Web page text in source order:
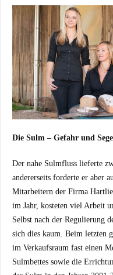
Die Sulm – Gefahr und
Der nahe Sulmfluss lieferte
andererseits forderte er aber
Mitarbeitern der Firma
im Jahr, kosteten viel Arbeit
Selbst nach der Regulierung
sich dies kaum. Beim letzten
im Verkaufsraum fast einen
Sulmbettes sowie die